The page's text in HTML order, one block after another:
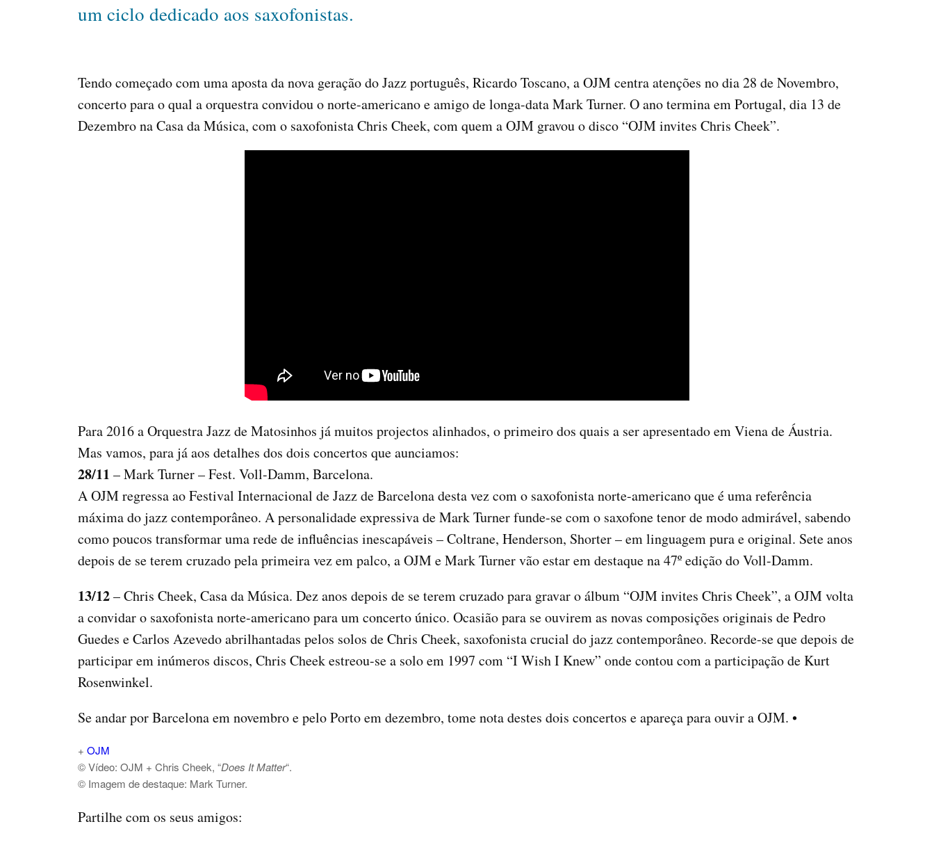
um ciclo dedicado aos saxofonistas.
Tendo começado com uma aposta da nova geração do Jazz português, Ricardo Toscano, a OJM centra atenções no dia 28 de Novembro,
concerto para o qual a orquestra convidou o norte-americano e amigo de longa-data Mark Turner. O ano termina em Portugal, dia 13 de
Dezembro na Casa da Música, com o saxofonista Chris Cheek, com quem a OJM gravou o disco “OJM invites Chris Cheek”.
Para 2016 a Orquestra Jazz de Matosinhos já muitos projectos alinhados, o primeiro dos quais a ser apresentado em Viena de Áustria.
Mas vamos, para já aos detalhes dos dois concertos que aunciamos:
28/11 – Mark Turner – Fest. Voll-Damm, Barcelona.
A OJM regressa ao Festival Internacional de Jazz de Barcelona desta vez com o saxofonista norte-americano que é uma referência
máxima do jazz contemporâneo. A personalidade expressiva de Mark Turner funde-se com o saxofone tenor de modo admirável, sabendo
como poucos transformar uma rede de influências inescapáveis – Coltrane, Henderson, Shorter – em linguagem pura e original. Sete anos
depois de se terem cruzado pela primeira vez em palco, a OJM e Mark Turner vão estar em destaque na 47º edição do Voll-Damm.
13/12– Chris Cheek, Casa da Música. Dez anos depois de se terem cruzado para gravar o álbum “OJM invites Chris Cheek”, a OJM volta
a convidar o saxofonista norte-americano para um concerto único. Ocasião para se ouvirem as novas composições originais de Pedro
Guedes e Carlos Azevedo abrilhantadas pelos solos de Chris Cheek, saxofonista crucial do jazz contemporâneo. Recorde-se que depois de
participar em inúmeros discos, Chris Cheek estreou-se a solo em 1997 com “I Wish I Knew” onde contou com a participação de Kurt
Rosenwinkel.
Se andar por Barcelona em novembro e pelo Porto em dezembro, tome nota destes dois concertos e apareça para ouvir a OJM. •
+ OJM
© Vídeo: OJM + Chris Cheek, “Does It Matter“.
© Imagem de destaque: Mark Turner.
Partilhe com os seus amigos: